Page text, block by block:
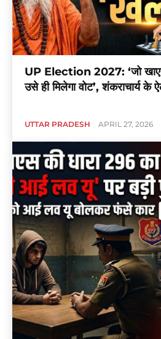
UP Election 2027: ‘जो
उसे ही मिलेगा वोट’, शंकराचार्य
UTTAR PRADESH APRIL 27, 2026